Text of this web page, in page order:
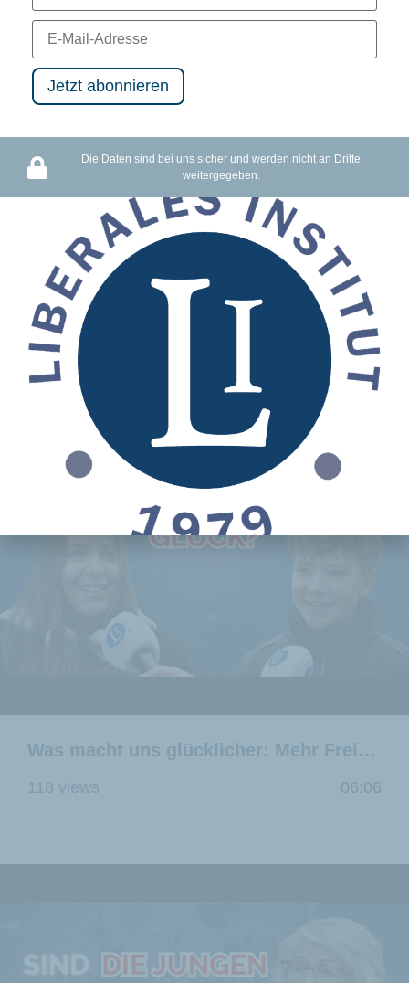
Schutz des Privateigentums oder Barbarei: Wir haben die Wahl
119 views 12:17
Was macht uns glücklicher: Mehr Freiheit oder mehr Staat?
118 views 06:06
Die Daten sind bei uns sicher und werden nicht an Dritte
weitergegeben.